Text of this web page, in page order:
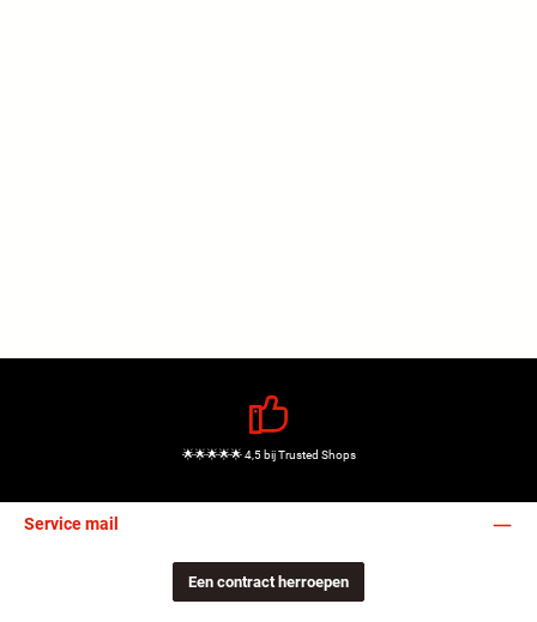
🌟🌟🌟🌟🌟 4,5 bij Trusted Shops
Service mail
Een contract herroepen